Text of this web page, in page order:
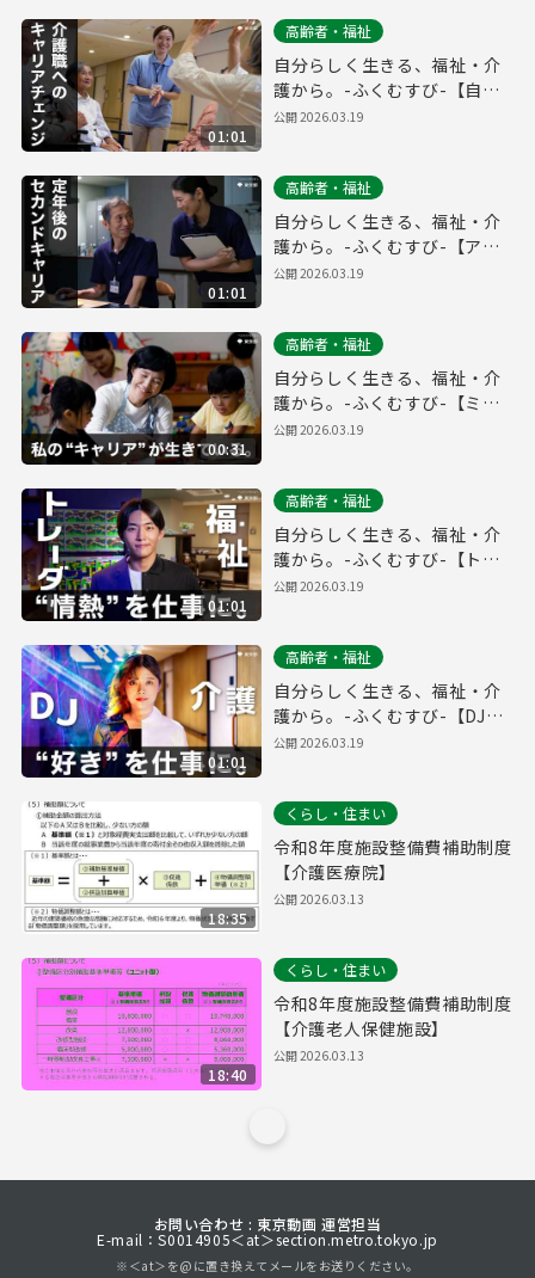
01:01
高齢者・福祉
自分らしく生きる、福祉・介
護から。-ふくむすび-【自分
らしく編_フルver.】
公開2026.03.19
01:01
高齢者・福祉
自分らしく生きる、福祉・介
護から。-ふくむすび-【アク
ティブシニア編_フルver.】
公開2026.03.19
00:31
高齢者・福祉
自分らしく生きる、福祉・介
護から。-ふくむすび-【ミド
ルエイジ編_30秒ver.】
公開2026.03.19
01:01
高齢者・福祉
自分らしく生きる、福祉・介
護から。-ふくむすび-【トレ
ーダー編_フルver.】
公開2026.03.19
01:01
高齢者・福祉
自分らしく生きる、福祉・介
護から。-ふくむすび-【DJ編
_フルver.】
公開2026.03.19
18:35
くらし・住まい
令和8年度施設整備費補助制度
【介護医療院】
公開2026.03.13
18:40
くらし・住まい
令和8年度施設整備費補助制度
【介護老人保健施設】
公開2026.03.13
お問い合わせ : 東京動画 運営担当
E-mail：S0014905＜at＞section.metro.tokyo.jp
※＜at＞を@に置き換えてメールをお送りください。